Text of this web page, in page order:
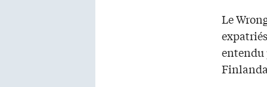
Le
entendu